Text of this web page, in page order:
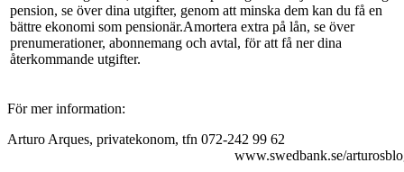
pension, se över dina utgifter, genom att minska dem kan du få en
bättre ekonomi som pensionär.Amortera extra på lån, se över
prenumerationer, abonnemang och avtal, för att få ner dina
återkommande utgifter.
För mer information:
Arturo Arques, privatekonom, tfn 072-242 99 62
www.swedbank.se/